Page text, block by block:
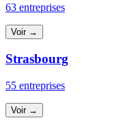
63 entreprises
Voir →
Strasbourg
55 entreprises
Voir →